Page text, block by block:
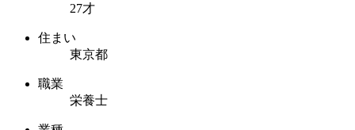
27才
住まい
東京都
職業
栄養士